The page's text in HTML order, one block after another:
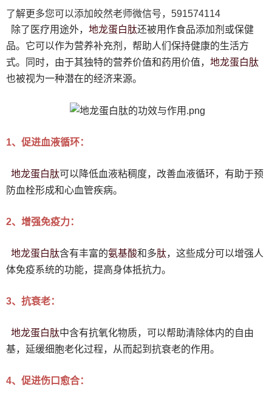
了解更多您可以添加皎然老师微信号，591574114
除了医疗用途外， 地龙蛋白肽还被用作食品添加剂或保健
品。它可以作为营养补充剂，帮助人们保持健康的生活方
式。同时，由于其独特的营养价值和药用价值， 地龙蛋白肽
也被视为一种潜在的经济来源。
1、促进血液循环：
地龙蛋白肽可以降低血液粘稠度，改善血液循环，有助于预
防血栓形成和心血管疾病。
2、增强免疫力：
地龙蛋白肽含有丰富的氨基酸和多肽，这些成分可以增强人
体免疫系统的功能，提高身体抵抗力。
3、抗衰老：
地龙蛋白肽中含有抗氧化物质，可以帮助清除体内的自由
基，延缓细胞老化过程，从而起到抗衰老的作用。
4、促进伤口愈合：